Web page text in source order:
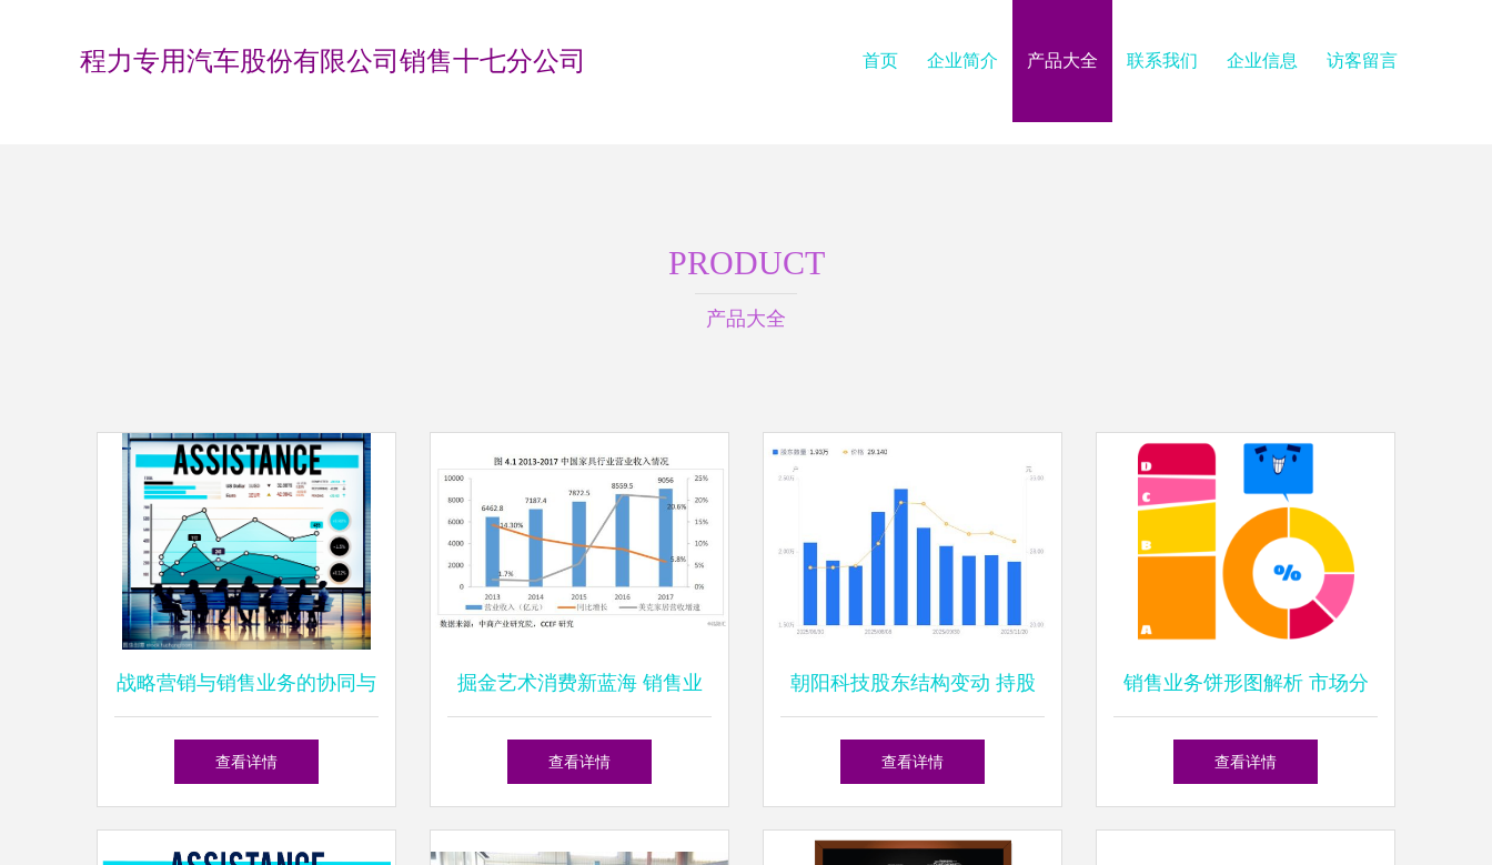
程力专用汽车股份有限公司销售十七分公司 首页 企业简介 产品大全 联系我们 企业信息 访客留言
PRODUCT
产品大全
战略营销与销售业务的协同与
本质分析
查看详情
掘金艺术消费新蓝海 销售业
务的价值重构与增长策略
查看详情
朝阳科技股东结构变动 持股
集中度提升，但户均市值微降
查看详情
销售业务饼形图解析 市场分
布与业绩洞察
查看详情